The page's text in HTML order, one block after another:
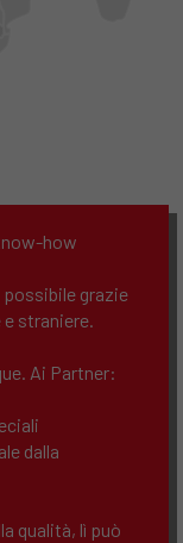
how
grazie
straniere.
Ai Partner:
dalla
qualità, lì può